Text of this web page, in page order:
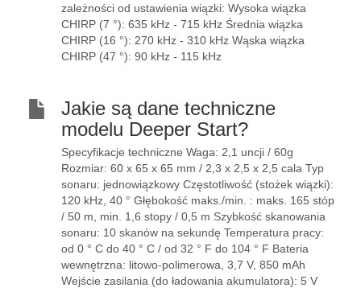
zależności od ustawienia wiązki: Wysoka wiązka
CHIRP (7 °): 635 kHz - 715 kHz Średnia wiązka
CHIRP (16 °): 270 kHz - 310 kHz Wąska wiązka
CHIRP (47 °): 90 kHz - 115 kHz
Jakie są dane techniczne
modelu Deeper Start?
Specyfikacje techniczne Waga: 2,1 uncji / 60g
Rozmiar: 60 x 65 x 65 mm / 2,3 x 2,5 x 2,5 cala Typ
sonaru: jednowiązkowy Częstotliwość (stożek wiązki):
120 kHz, 40 ° Głębokość maks./min. : maks. 165 stóp
/ 50 m, min. 1,6 stopy / 0,5 m Szybkość skanowania
sonaru: 10 skanów na sekundę Temperatura pracy:
od 0 ° C do 40 ° C / od 32 ° F do 104 ° F Bateria
wewnętrzna: litowo-polimerowa, 3,7 V, 850 mAh
Wejście zasilania (do ładowania akumulatora): 5 V